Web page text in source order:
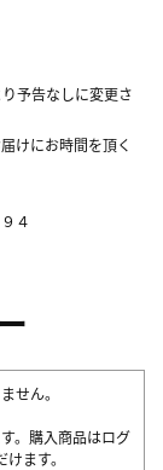
予告なしに変更さ
けにお時間を頂く
４
せん。
。購入商品はログ
ます。